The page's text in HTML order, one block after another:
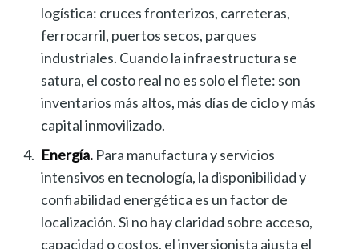
logística: cruces fronterizos, carreteras,
ferrocarril, puertos secos, parques
industriales. Cuando la infraestructura se
satura, el costo real no es solo el flete: son
inventarios más altos, más días de ciclo y más
capital inmovilizado.
Energía. Para manufactura y servicios
intensivos en tecnología, la disponibilidad y
confiabilidad energética es un factor de
localización. Si no hay claridad sobre acceso,
capacidad o costos, el inversionista ajusta el